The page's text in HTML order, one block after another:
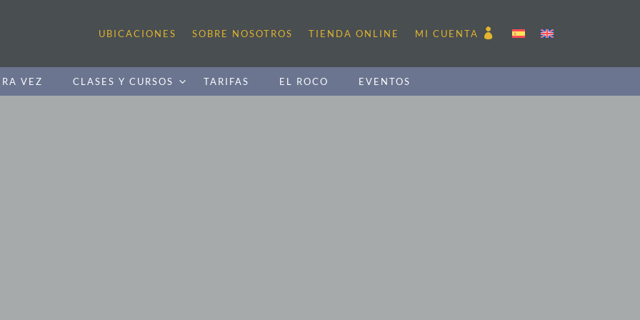
UBICACIONES SOBRE NOSOTROS TIENDA ONLINE MI CUENTA
VEZ CLASES Y CURSOS TARIFAS EL ROCO EVENTOS